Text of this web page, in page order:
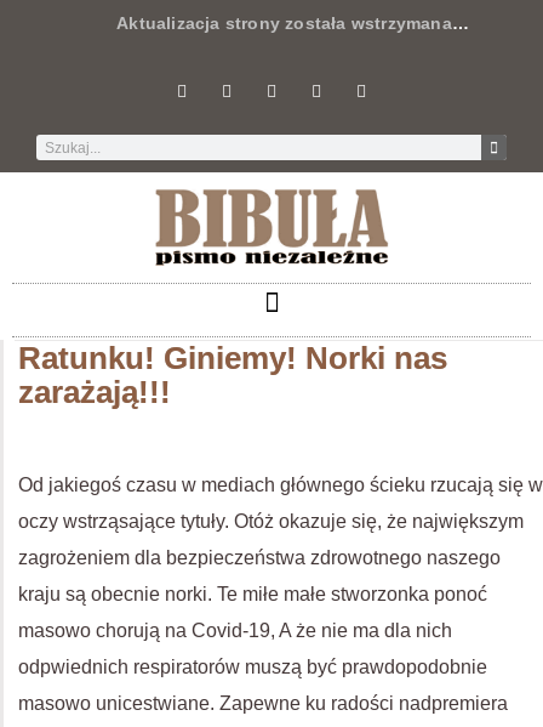
Aktualizacja strony została wstrzymana…
Ratunku! Giniemy! Norki nas
zarażają!!!
Od jakiegoś czasu w mediach głównego ścieku rzucają się w
oczy wstrząsające tytuły. Otóż okazuje się, że największym
zagrożeniem dla bezpieczeństwa zdrowotnego naszego
kraju są obecnie norki. Te miłe małe stworzonka ponoć
masowo chorują na Covid-19, A że nie ma dla nich
odpwiednich respiratorów muszą być prawdopodobnie
masowo unicestwiane. Zapewne ku radości nadpremiera